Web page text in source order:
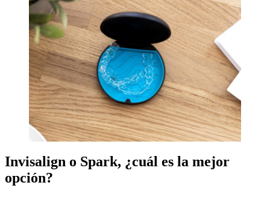
Invisalign o Spark, ¿cuál es la mejor
opción?